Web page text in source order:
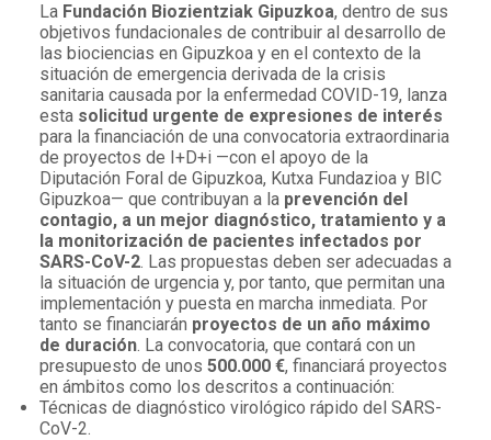
La Fundación Biozientziak Gipuzkoa, dentro de sus
objetivos fundacionales de contribuir al desarrollo de
las biociencias en Gipuzkoa y en el contexto de la
situación de emergencia derivada de la crisis
sanitaria causada por la enfermedad COVID-19, lanza
esta solicitud urgente de expresiones de interés
para la financiación de una convocatoria extraordinaria
de proyectos de I+D+i —con el apoyo de la
Diputación Foral de Gipuzkoa, Kutxa Fundazioa y BIC
Gipuzkoa— que contribuyan a la prevención del
contagio, a un mejor diagnóstico, tratamiento y a
la monitorización de pacientes infectados por
SARS-CoV-2. Las propuestas deben ser adecuadas a
la situación de urgencia y, por tanto, que permitan una
implementación y puesta en marcha inmediata. Por
tanto se financiarán proyectos de un año máximo
de duración. La convocatoria, que contará con un
presupuesto de unos 500.000 €, financiará proyectos
en ámbitos como los descritos a continuación:
Técnicas de diagnóstico virológico rápido del SARS-
CoV-2.